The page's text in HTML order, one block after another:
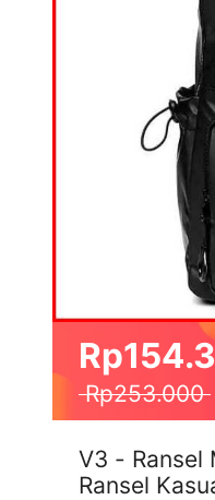
Rp253.000
V3 - Ransel
Ransel